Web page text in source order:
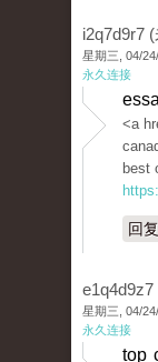
i2q7d9r7
星期三, 04/
永久连接
<a
best
回复
星期三, 04/
永久连接
top